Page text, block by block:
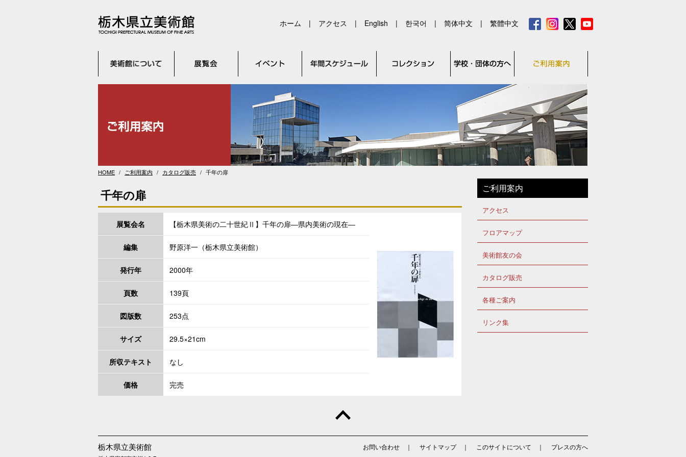
ホーム | アクセス | English | 한국어 | 简体中文 | 繁體中文
HOME ご利用案内 カタログ販売 千年の扉
千年の扉
展覧会名 【栃木県美術の二十世紀Ⅱ】千年の扉―県内美術の現在―
編集 野原洋一（栃木県立美術館）
発行年 2000年
頁数 139頁
図版数 253点
サイズ 29.5×21cm
所収テキスト なし
価格 完売
ご利用案内
アクセス
フロアマップ
美術館友の会
カタログ販売
各種ご案内
リンク集
栃木県立美術館 お問い合わせ ｜ サイトマップ｜ このサイトについて ｜ プレスの方へ